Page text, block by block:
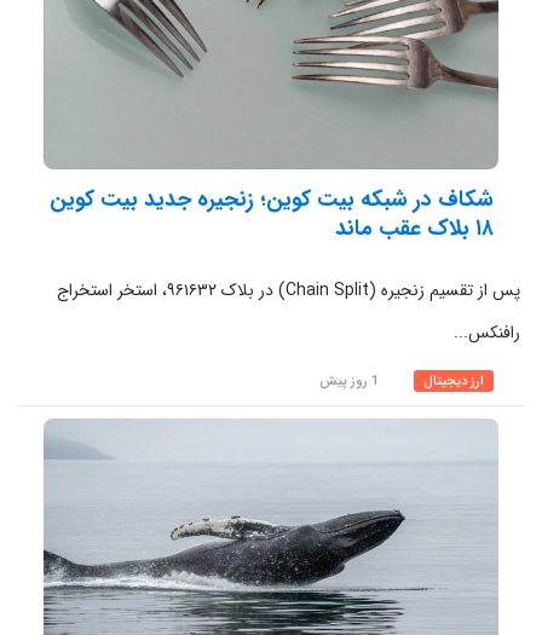
شکاف در شبکه بیت کوین؛ زنجیره جدید بیت کوین
۱۸ بلاک عقب ماند
پس از تقسیم زنجیره (Chain Split) در بلاک ۹۶۱۶۳۲، استخر استخراج
رافنکس...
ارز دیجیتال 1 روز پیش